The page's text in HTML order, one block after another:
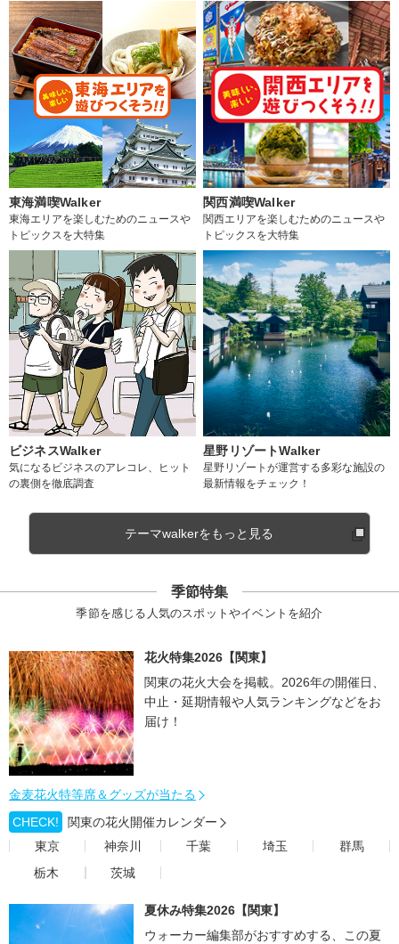
東海満喫Walker
東海エリアを楽しむためのニュースや
トピックスを大特集
関西満喫Walker
関西エリアを楽しむためのニュースや
トピックスを大特集
ビジネスWalker
気になるビジネスのアレコレ、ヒット
の裏側を徹底調査
星野リゾートWalker
星野リゾートが運営する多彩な施設の
最新情報をチェック！
テーマwalkerをもっと見る
季節特集
季節を感じる人気のスポットやイベントを紹介
花火特集2026【関東】
関東の花火大会を掲載。2026年の開催日、
中止・延期情報や人気ランキングなどをお
届け！
金麦花火特等席＆グッズが当たる
CHECK!
関東の花火開催カレンダー
東京
神奈川 千葉 埼玉
群馬
栃木
茨城
夏休み特集2026【関東】
ウォーカー編集部がおすすめする、この夏